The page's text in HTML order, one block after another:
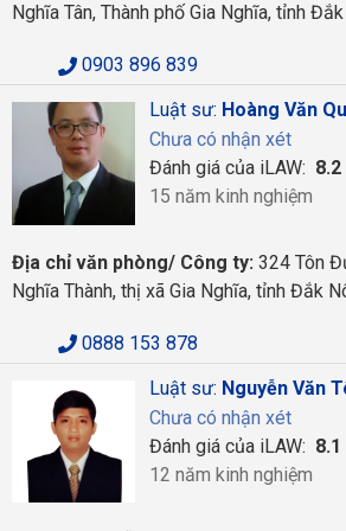
Nghĩa Tân, Thành phố Gia Nghĩa, tỉnh
0903 896 839
Luật sư: Hoàng Văn
Chưa có nhận xét
Đánh giá của iLAW: 8.2
15 năm kinh nghiệm
Địa chỉ văn phòng/ Công ty: 324 Tôn
Nghĩa Thành, thị xã Gia Nghĩa, tỉnh Đắk
0888 153 878
Luật sư: Nguyễn Văn
Chưa có nhận xét
Đánh giá của iLAW: 8.1
12 năm kinh nghiệm